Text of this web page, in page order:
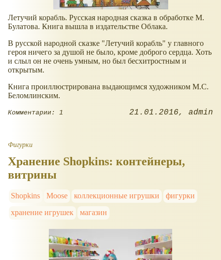
Летучий корабль. Русская народная сказка в обработке М.
Булатова. Книга вышла в издательстве Облака.
В русской народной сказке "Летучий корабль" у главного
героя ничего за душой не было, кроме доброго сердца. Хоть
и слыл он не очень умным, но был бесхитростным и
открытым.
Книга проиллюстрирована выдающимся художником М.С.
Беломлинским.
Комментарии: 1 21.01.2016 admin
Фигурки
Хранение Shopkins: контейнеры,
витрины
Shopkins Moose коллекционные игрушки
фигурки
хранение игрушек
магазин